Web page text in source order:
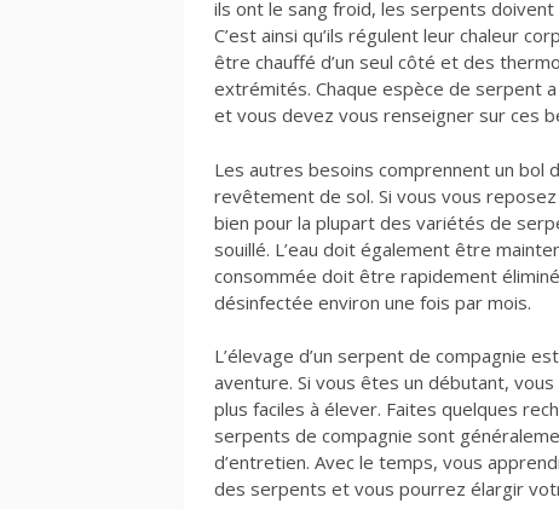
ils ont le sang froid, les serpents
C’est ainsi qu’ils régulent leur chaleur
être chauffé d’un seul côté et des
extrémités. Chaque espèce de serpent
et vous devez vous renseigner sur ces
Les autres besoins comprennent un bol
revêtement de sol. Si vous vous
bien pour la plupart des variétés de
souillé. L’eau doit également être
consommée doit être rapidement
désinfectée environ une fois par mois.
L’élevage d’un serpent de compagnie
aventure. Si vous êtes un débutant,
plus faciles à élever. Faites quelques
serpents de compagnie sont
d’entretien. Avec le temps, vous
des serpents et vous pourrez élargir